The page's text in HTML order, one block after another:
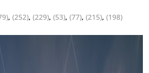
, (252), (229), (53), (77), (215), (198)